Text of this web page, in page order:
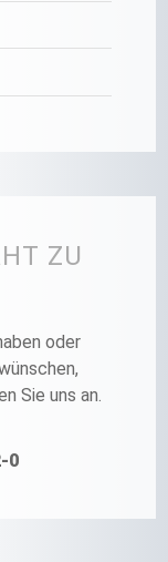
ZU
oder
Sie uns an.
0